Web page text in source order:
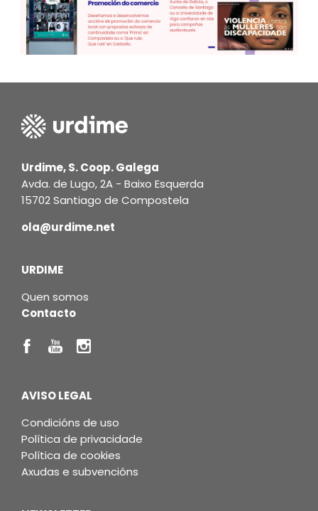
Urdime, S. Coop. Galega
Avda. de Lugo, 2A - Baixo Esquerda
15702 Santiago de Compostela
ola@urdime.net
URDIME
Quen somos
Contacto
AVISO LEGAL
Condicións de uso
Política de privacidade
Política de cookies
Axudas e subvencións